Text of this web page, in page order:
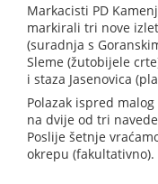
Markacisti PD
markirali tri nove
(suradnja s
Sleme (žutobijele
i staza Jasenovica
Polazak ispred
na dvije od tri
Poslije šetnje
okrepu (fakultativno).